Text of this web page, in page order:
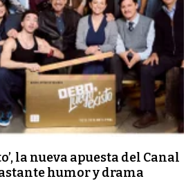
la nueva apuesta del Canal
humor y drama